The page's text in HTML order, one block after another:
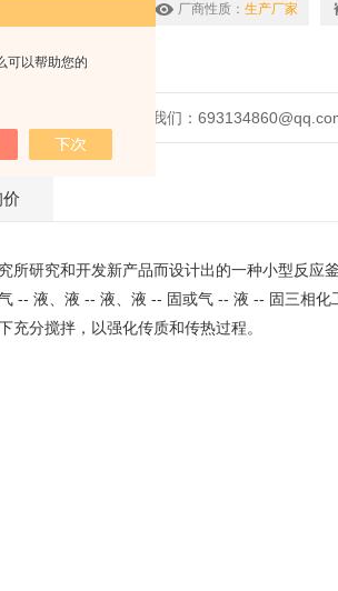
可以帮助您的
-- 固三相化工物料进行化学反应的搅拌反
厂商性质： 生产厂家
发邮件给我们：
所研究和开发新产品而设计出的一种小型反应
-- 液、液 -- 液、液 -- 固或气 -- 液 -- 固三相化
充分搅拌，以强化传质和传热过程。